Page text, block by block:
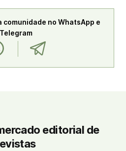
comunidade no WhatsApp e
Telegram
editorial de